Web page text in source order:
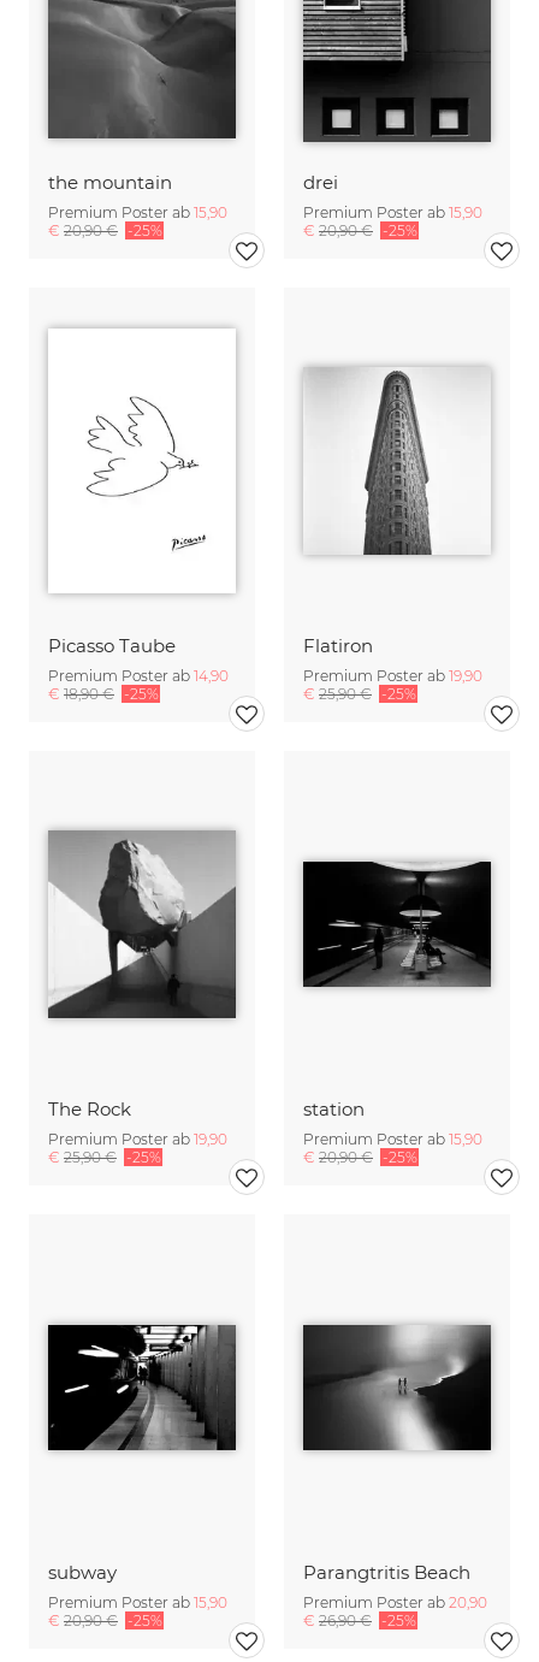
the mountain
Premium Poster ab 15,90
€ 20,90 € -25%
drei
Premium Poster ab 15,90
€ 20,90 € -25%
Picasso Taube
Premium Poster ab 14,90
€ 18,90 € -25%
Flatiron
Premium Poster ab 19,90
€ 25,90 € -25%
The Rock
Premium Poster ab 19,90
€ 25,90 € -25%
station
Premium Poster ab 15,90
€ 20,90 € -25%
subway
Premium Poster ab 15,90
€ 20,90 € -25%
Parangtritis Beach
Premium Poster ab 20,90
€ 26,90 € -25%